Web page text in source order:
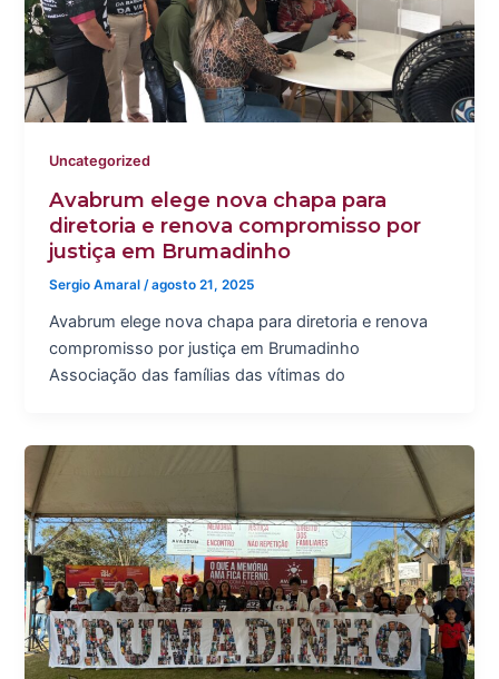
Uncategorized
Avabrum elege nova chapa para
diretoria e renova compromisso por
justiça em Brumadinho
Sergio Amaral/agosto 21, 2025
Avabrum elege nova chapa para diretoria e renova
compromisso por justiça em Brumadinho
Associação das famílias das vítimas do